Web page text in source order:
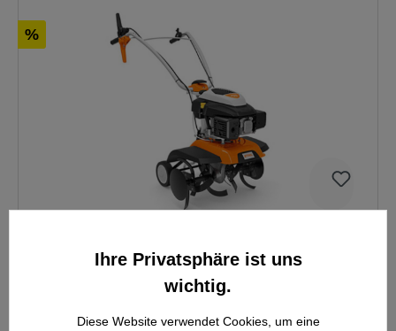
%
Stihl Motorhacken MH 560
Ihre Privatsphäre ist uns
wichtig.
Diese Website verwendet Cookies, um eine